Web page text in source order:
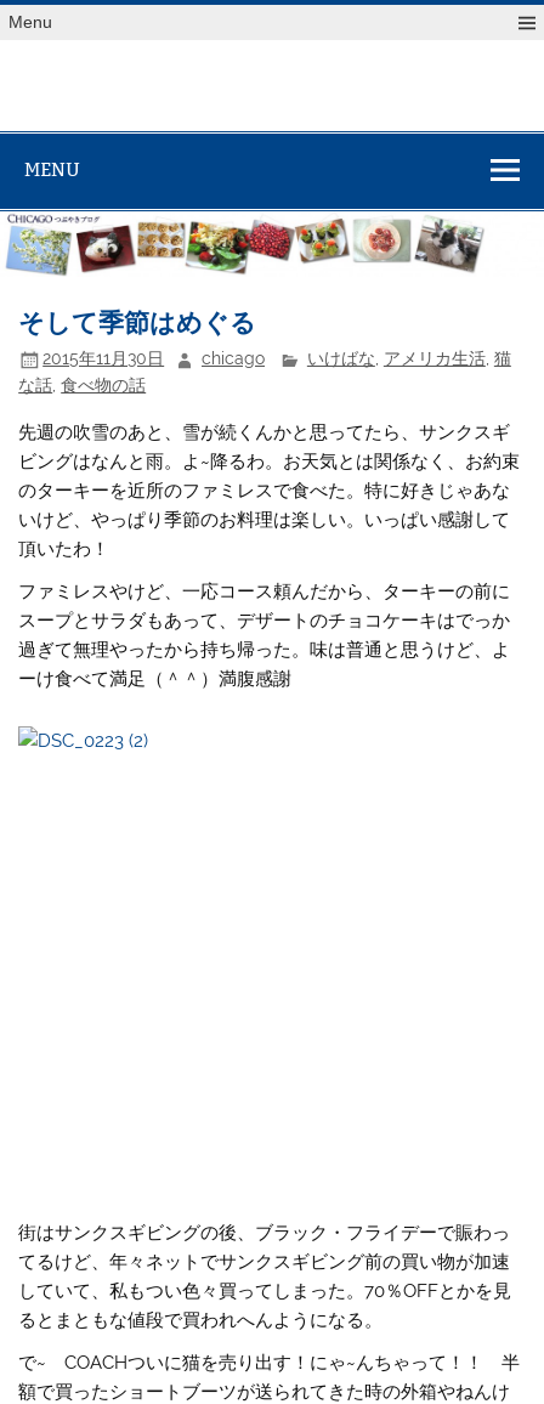
Skip
toMenu
MENU
そして季節はめぐる
2015年11月30日 chicago いけばな アメリカ生活, 猫
な話 ,食べ物の話
先週の吹雪のあと、雪が続くんかと思ってたら、サンクスギ
ビングはなんと雨。よ~降るわ。お天気とは関係なく、お約束
のターキーを近所のファミレスで食べた。特に好きじゃあな
いけど、やっぱり季節のお料理は楽しい。いっぱい感謝して
頂いたわ！
ファミレスやけど、一応コース頼んだから、ターキーの前に
スープとサラダもあって、デザートのチョコケーキはでっか
過ぎて無理やったから持ち帰った。味は普通と思うけど、よ
ーけ食べて満足（＾＾）満腹感謝
街はサンクスギビングの後、ブラック・フライデーで賑わっ
てるけど、年々ネットでサンクスギビング前の買い物が加速
していて、私もつい色々買ってしまった。70％OFFとかを見
るとまともな値段で買われへんようになる。
で~ COACHついに猫を売り出す！にゃ~んちゃって！！ 半
額で買ったショートブーツが送られてきた時の外箱やねんけ